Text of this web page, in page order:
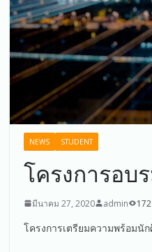
NEWS STUDENT
โครงการอบ
มีนาคม 27, 2020 admin
โครงการเตรียมความพร้อม